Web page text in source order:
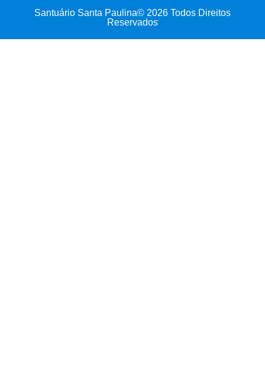
Santuário Santa Paulina© 2026 Todos Direitos
Reservados